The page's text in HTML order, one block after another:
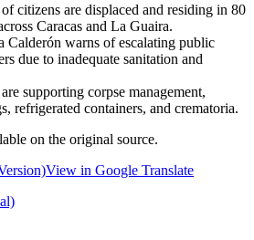
citizens are displaced and residing in 80
Caracas and La Guaira.
Calderón warns of escalating public
due to inadequate sanitation and
supporting corpse management,
refrigerated containers, and crematoria.
on the original source.
View in Google Translate